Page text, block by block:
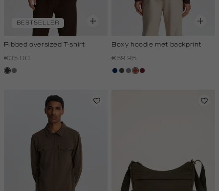
BESTSELLER
Ribbed oversized T-shirt
€35.00
chocomiddengrijs
Boxy hoodie met backprint
€59.95
donkerblauw
donkergrijs
middengrijs
bruinbordeaux